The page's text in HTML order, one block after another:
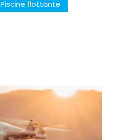
Piscine flottante